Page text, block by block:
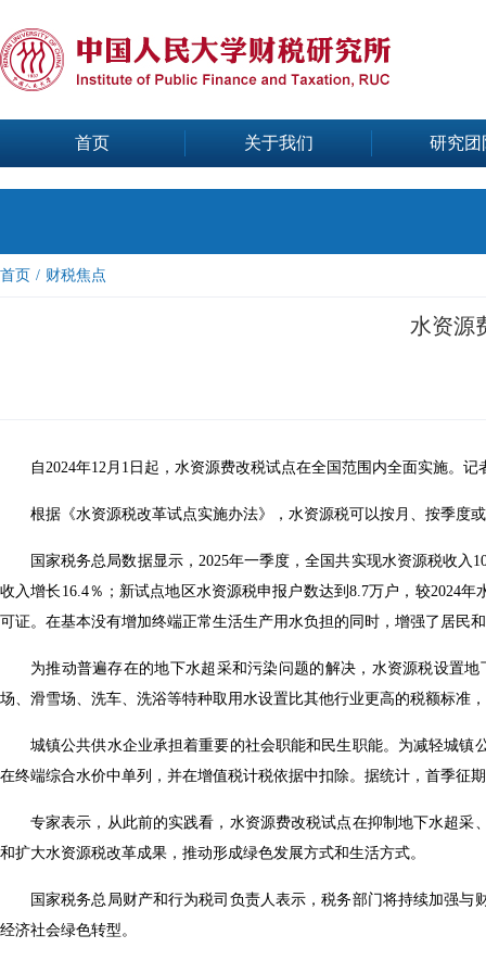
首页 关于我们 研究团
首页 / 财税焦点
水资源
自2024年12月1日起，水资源费改税试点在全国范围内全面实施。
根据《水资源税改革试点实施办法》，水资源税可以按月、按季度
国家税务总局数据显示，2025年一季度，全国共实现水资源税收
收入增长16.4％；新试点地区水资源税申报户数达到8.7万户，较2024
可证。在基本没有增加终端正常生活生产用水负担的同时，增强了居民
为推动普遍存在的地下水超采和污染问题的解决，水资源税设置
场、滑雪场、洗车、洗浴等特种取用水设置比其他行业更高的税额标准
城镇公共供水企业承担着重要的社会职能和民生职能。为减轻城
在终端综合水价中单列，并在增值税计税依据中扣除。据统计，首季征
专家表示，从此前的实践看，水资源费改税试点在抑制地下水超
和扩大水资源税改革成果，推动形成绿色发展方式和生活方式。
国家税务总局财产和行为税司负责人表示，税务部门将持续加强
经济社会绿色转型。